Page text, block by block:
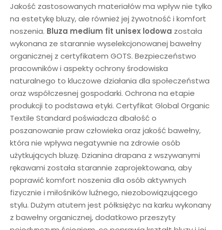
Jakość zastosowanych materiałów ma wpływ nie tylko
na estetykę bluzy, ale również jej żywotność i komfort
noszenia. Bluza medium fit unisex lodowa została
wykonana ze starannie wyselekcjonowanej bawełny
organicznej z certyfikatem GOTS. Bezpieczeństwo
pracowników i aspekty ochrony środowiska
naturalnego to kluczowe działania dla społeczeństwa
oraz współczesnej gospodarki. Ochrona na etapie
produkcji to podstawa etyki. Certyfikat Global Organic
Textile Standard poświadcza dbałość o
poszanowanie praw człowieka oraz jakość bawełny,
która nie wpływa negatywnie na zdrowie osób
użytkujących bluzę. Dzianina drapana z wszywanymi
rękawami została starannie zaprojektowana, aby
poprawić komfort noszenia dla osób aktywnych
fizycznie i miłośników luźnego, niezobowiązującego
stylu. Dużym atutem jest półksiężyc na karku wykonany
z bawełny organicznej, dodatkowo przeszyty